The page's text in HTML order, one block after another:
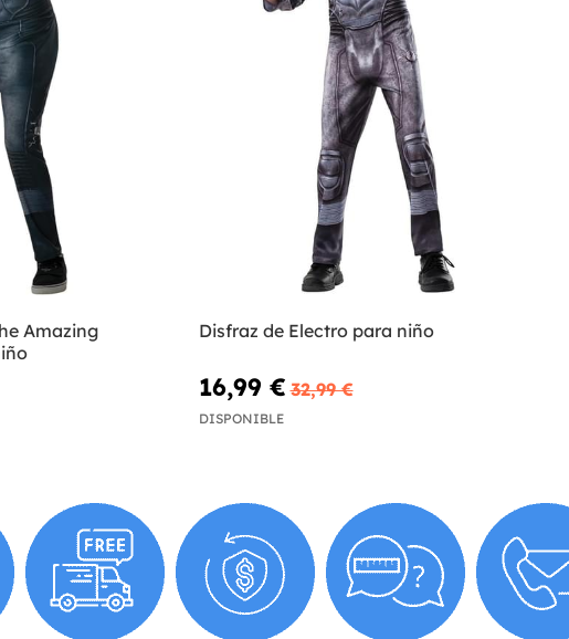
Amazing
Disfraz de Electro para niño
16,99 € 32,99 €
DISPONIBLE